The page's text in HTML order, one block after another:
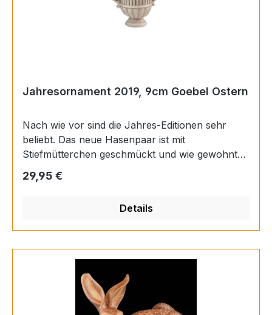
Jahresornament 2019, 9cm Goebel Ostern
Nach wie vor sind die Jahres-Editionen sehr
beliebt. Das neue Hasenpaar ist mit
Stiefmütterchen geschmückt und wie gewohnt
Jahresornament-Hänger darf nicht
Blumentopf mit StiefmütterchenMaße 8 x 6 x
Regulärer Preis:
29,95 €
Details